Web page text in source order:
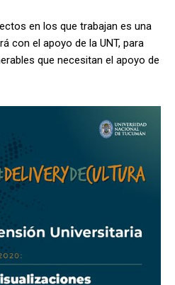
en los que trabajan es una
con el apoyo de la UNT, para
que necesitan el apoyo de